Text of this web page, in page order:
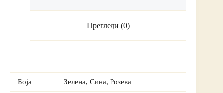
Прегледи (0)
Боја Зелена, Сина, Розева